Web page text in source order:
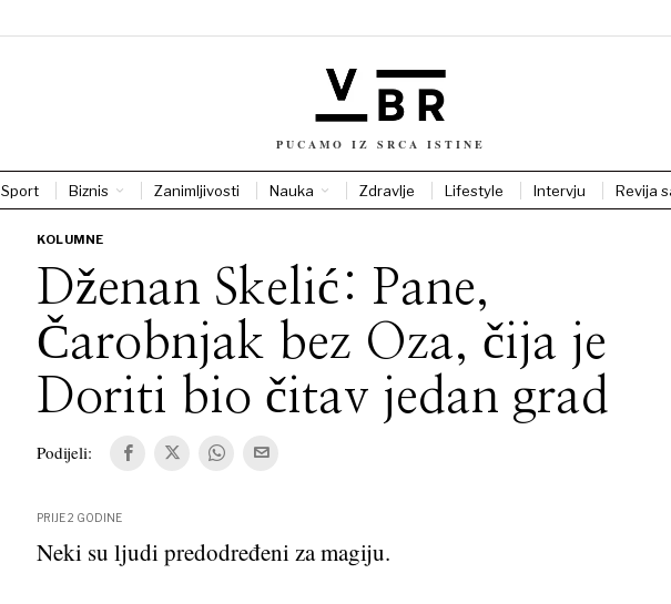
PUCAMO IZ SRCA ISTINE
Sport Biznis Zanimljivosti Nauka Zdravlje Lifestyle Intervju Revija
KOLUMNE
Dženan Skelić: Pane,
Čarobnjak bez Oza, čija je
Doriti bio čitav jedan grad
Podijeli:
PRIJE 2 GODINE
Neki su ljudi predodređeni za magiju.